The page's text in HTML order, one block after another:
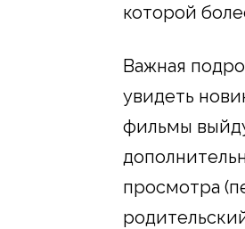
которой
Важная
увидеть
фильмы
просмотра